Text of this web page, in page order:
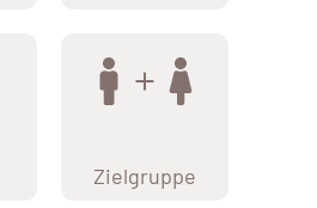
Zielgruppe